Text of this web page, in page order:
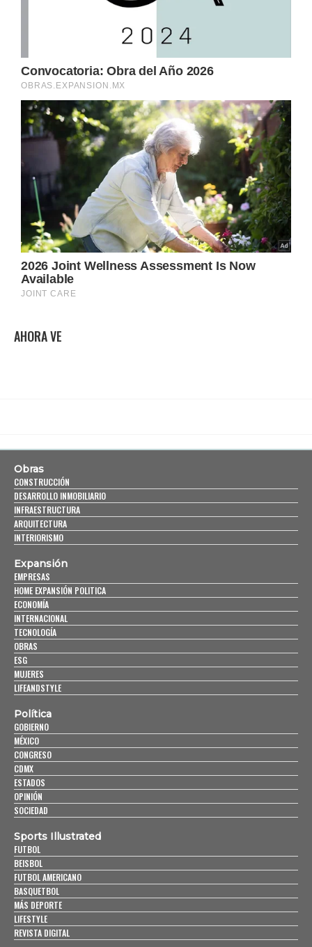
AHORA VE
Obras
CONSTRUCCIÓN
DESARROLLO INMOBILIARIO
INFRAESTRUCTURA
ARQUITECTURA
INTERIORISMO
Expansión
EMPRESAS
HOME EXPANSIÓN POLITICA
ECONOMÍA
INTERNACIONAL
TECNOLOGÍA
OBRAS
ESG
MUJERES
LIFEANDSTYLE
Política
GOBIERNO
MÉXICO
CONGRESO
CDMX
ESTADOS
OPINIÓN
SOCIEDAD
Sports Illustrated
FUTBOL
BEISBOL
FUTBOL AMERICANO
BASQUETBOL
MÁS DEPORTE
LIFESTYLE
REVISTA DIGITAL